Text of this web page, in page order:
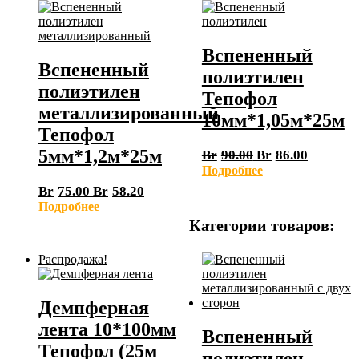
Вспененный
полиэтилен
металлизированный
Тепофол
5мм*1,2м*25м
Br 75.00 Br 58.20
Подробнее
Вспененный
полиэтилен
Тепофол
10мм*1,05м*25м
Br 90.00 Br 86.00
Подробнее
Распродажа!
Демпферная
лента 10*100мм
Тепофол (25м
Вспененный
Категории товаров: